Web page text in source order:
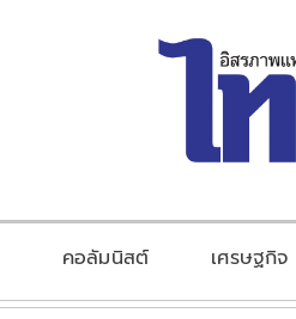
คอลัมนิสต์ เศรษฐกิจ